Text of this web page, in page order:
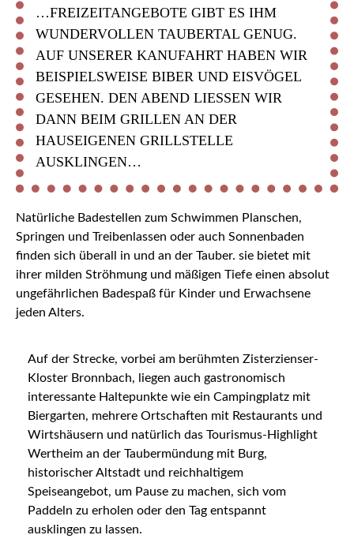
…FREIZEITANGEBOTE GIBT ES IHM
WUNDERVOLLEN TAUBERTAL GENUG.
AUF UNSERER KANUFAHRT HABEN WIR
BEISPIELSWEISE BIBER UND EISVÖGEL
GESEHEN. DEN ABEND LIESSEN WIR D
ANN BEIM GRILLEN AN DER H
AUSEIGENEN GRILLSTELLE A
USKLINGEN…
Natürliche Badestellen zum Schwimmen Planschen,
Springen und Treibenlassen oder auch Sonnenbaden
finden sich überall in und an der Tauber. sie bietet mit
ihrer milden Ströhmung und mäßigen Tiefe einen absolut
ungefährlichen Badespaß für Kinder und Erwachsene
jeden Alters.
Auf der Strecke, vorbei am berühmten Zisterzienser-
Kloster Bronnbach, liegen auch gastronomisch
interessante Haltepunkte wie ein Campingplatz mit
Biergarten, mehrere Ortschaften mit Restaurants und
Wirtshäusern und natürlich das Tourismus-Highlight
Wertheim an der Taubermündung mit Burg,
historischer Altstadt und reichhaltigem
Speiseangebot, um Pause zu machen, sich vom
Paddeln zu erholen oder den Tag entspannt
ausklingen zu lassen.